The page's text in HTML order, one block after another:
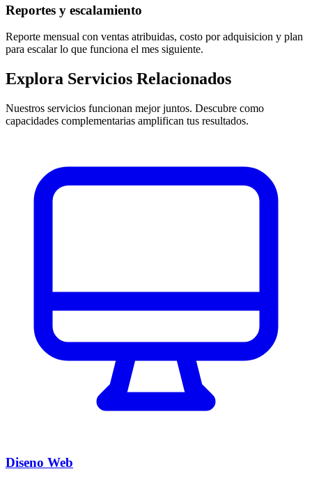
Reportes y escalamiento
Reporte mensual con ventas atribuidas, costo por adquisicion y plan
para escalar lo que funciona el mes siguiente.
Explora Servicios Relacionados
Nuestros servicios funcionan mejor juntos. Descubre como
capacidades complementarias amplifican tus resultados.
Diseno Web